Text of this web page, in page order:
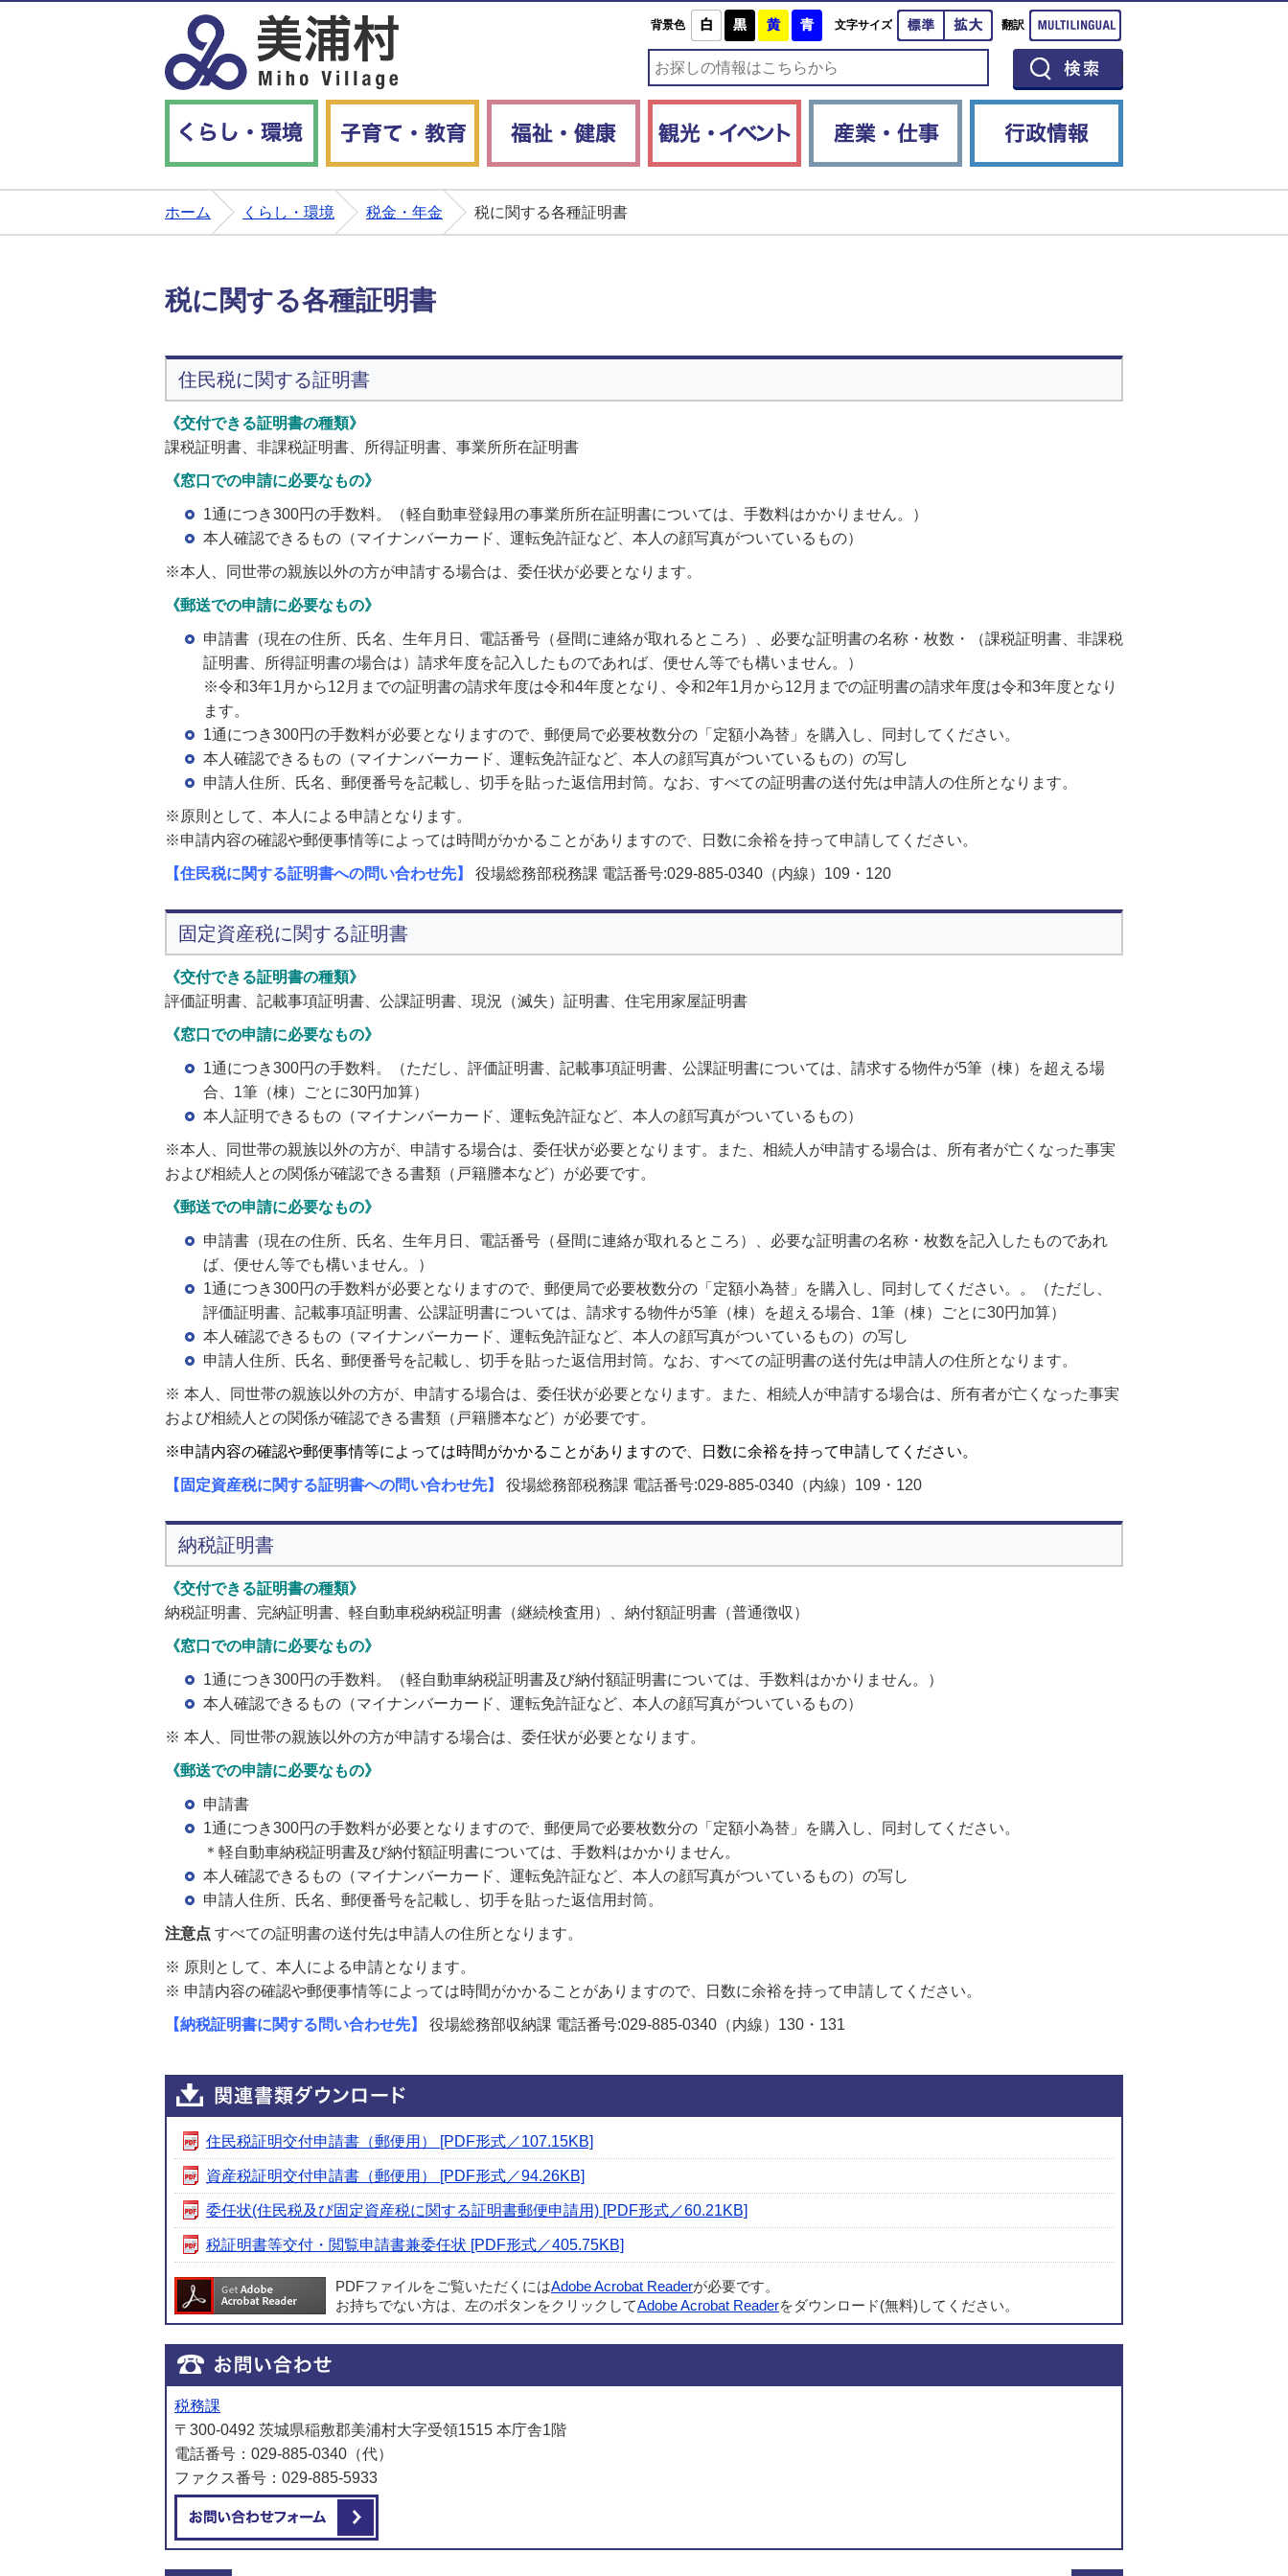
背景色 白 黒 黄 青文字サイズ 標準 拡大
翻訳
ホーム くらし・環境 税金・年金 税に関する各種証明書
税に関する各種証明書
住民税に関する証明書
《交付できる証明書の種類》
課税証明書、非課税証明書、所得証明書、事業所所在証明書
《窓口での申請に必要なもの》
1通につき300円の手数料。（軽自動車登録用の事業所所在証明書については、手数料はかかりません。）
本人確認できるもの（マイナンバーカード、運転免許証など、本人の顔写真がついているもの）
※本人、同世帯の親族以外の方が申請する場合は、委任状が必要となります。
《郵送での申請に必要なもの》
申請書（現在の住所、氏名、生年月日、電話番号（昼間に連絡が取れるところ）、必要な証明書の名称・枚数・（課税証明書、非課税
証明書、所得証明書の場合は）請求年度を記入したものであれば、便せん等でも構いません。）
※令和3年1月から12月までの証明書の請求年度は令和4年度となり、令和2年1月から12月までの証明書の請求年度は令和3年度となり
ます。
1通につき300円の手数料が必要となりますので、郵便局で必要枚数分の「定額小為替」を購入し、同封してください。
本人確認できるもの（マイナンバーカード、運転免許証など、本人の顔写真がついているもの）の写し
申請人住所、氏名、郵便番号を記載し、切手を貼った返信用封筒。なお、すべての証明書の送付先は申請人の住所となります。
※原則として、本人による申請となります。
※申請内容の確認や郵便事情等によっては時間がかかることがありますので、日数に余裕を持って申請してください。
【住民税に関する証明書への問い合わせ先】 役場総務部税務課 電話番号:029-885-0340（内線）109・120
固定資産税に関する証明書
《交付できる証明書の種類》
評価証明書、記載事項証明書、公課証明書、現況（滅失）証明書、住宅用家屋証明書
《窓口での申請に必要なもの》
1通につき300円の手数料。（ただし、評価証明書、記載事項証明書、公課証明書については、請求する物件が5筆（棟）を超える場
合、1筆（棟）ごとに30円加算）
本人証明できるもの（マイナンバーカード、運転免許証など、本人の顔写真がついているもの）
※本人、同世帯の親族以外の方が、申請する場合は、委任状が必要となります。また、相続人が申請する場合は、所有者が亡くなった事実
および相続人との関係が確認できる書類（戸籍謄本など）が必要です。
《郵送での申請に必要なもの》
申請書（現在の住所、氏名、生年月日、電話番号（昼間に連絡が取れるところ）、必要な証明書の名称・枚数を記入したものであれ
ば、便せん等でも構いません。）
1通につき300円の手数料が必要となりますので、郵便局で必要枚数分の「定額小為替」を購入し、同封してください。。（ただし、
評価証明書、記載事項証明書、公課証明書については、請求する物件が5筆（棟）を超える場合、1筆（棟）ごとに30円加算）
本人確認できるもの（マイナンバーカード、運転免許証など、本人の顔写真がついているもの）の写し
申請人住所、氏名、郵便番号を記載し、切手を貼った返信用封筒。なお、すべての証明書の送付先は申請人の住所となります。
※ 本人、同世帯の親族以外の方が、申請する場合は、委任状が必要となります。また、相続人が申請する場合は、所有者が亡くなった事実
および相続人との関係が確認できる書類（戸籍謄本など）が必要です。
※申請内容の確認や郵便事情等によっては時間がかかることがありますので、日数に余裕を持って申請してください。
【固定資産税に関する証明書への問い合わせ先】 役場総務部税務課 電話番号:029-885-0340（内線）109・120
納税証明書
《交付できる証明書の種類》
納税証明書、完納証明書、軽自動車税納税証明書（継続検査用）、納付額証明書（普通徴収）
《窓口での申請に必要なもの》
1通につき300円の手数料。（軽自動車納税証明書及び納付額証明書については、手数料はかかりません。）
本人確認できるもの（マイナンバーカード、運転免許証など、本人の顔写真がついているもの）
※ 本人、同世帯の親族以外の方が申請する場合は、委任状が必要となります。
《郵送での申請に必要なもの》
申請書
1通につき300円の手数料が必要となりますので、郵便局で必要枚数分の「定額小為替」を購入し、同封してください。
＊軽自動車納税証明書及び納付額証明書については、手数料はかかりません。
本人確認できるもの（マイナンバーカード、運転免許証など、本人の顔写真がついているもの）の写し
申請人住所、氏名、郵便番号を記載し、切手を貼った返信用封筒。
注意点 すべての証明書の送付先は申請人の住所となります。
※ 原則として、本人による申請となります。
※ 申請内容の確認や郵便事情等によっては時間がかかることがありますので、日数に余裕を持って申請してください。
【納税証明書に関する問い合わせ先】 役場総務部収納課 電話番号:029-885-0340（内線）130・131
住民税証明交付申請書（郵便用） [PDF形式／107.15KB]
資産税証明交付申請書（郵便用） [PDF形式／94.26KB]
委任状(住民税及び固定資産税に関する証明書郵便申請用) [PDF形式／60.21KB]
税証明書等交付・閲覧申請書兼委任状 [PDF形式／405.75KB]
PDFファイルをご覧いただくにはAdobe Acrobat Readerが必要です。
お持ちでない方は、左のボタンをクリックしてAdobe Acrobat Readerをダウンロード(無料)してください。
税務課
〒300-0492 茨城県稲敷郡美浦村大字受領1515 本庁舎1階
電話番号：029-885-0340（代）
ファクス番号：029-885-5933